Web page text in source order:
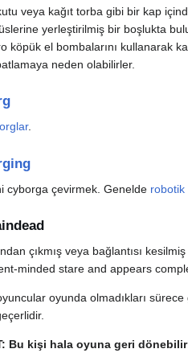
veya kağıt torba gibi bir kap
yerleştirilmiş bir boşlukta
köpük el bombalarını kullanarak
neden olabilirler.
.
cyborga çevirmek. Genelde robotik
çıkmış veya bağlantısı
minded stare and appears
oyunda olmadıkları
Bu kişi hala oyuna geri